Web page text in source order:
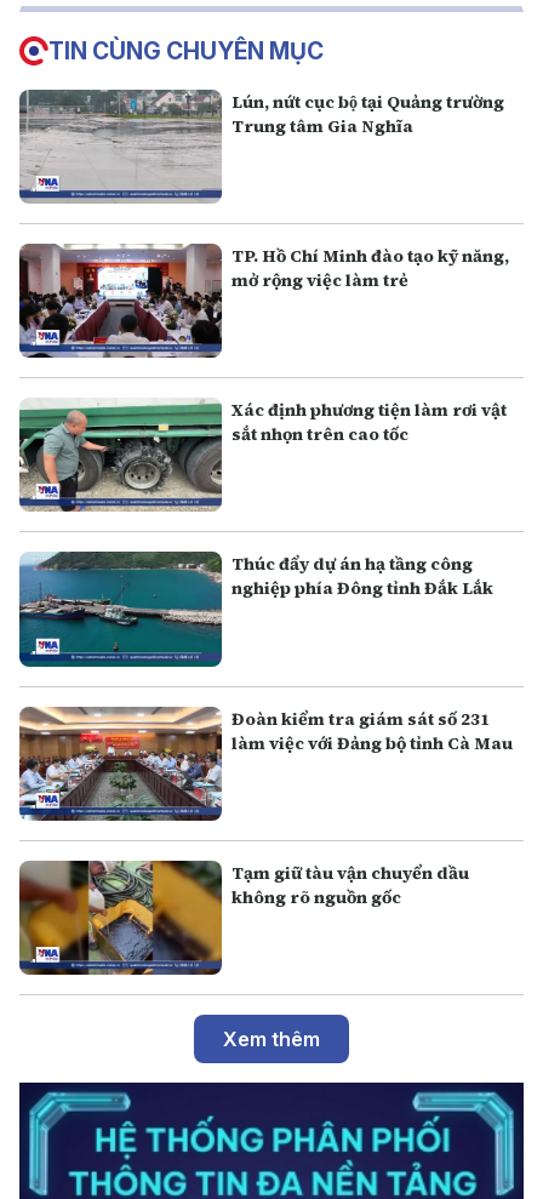
TIN CÙNG CHUYÊN MỤC
Lún, nứt cục bộ tại Quảng trường
Trung tâm Gia Nghĩa
TP. Hồ Chí Minh đào tạo kỹ năng,
mở rộng việc làm trẻ
Xác định phương tiện làm rơi vật
sắt nhọn trên cao tốc
Thúc đẩy dự án hạ tầng công
nghiệp phía Đông tỉnh Đắk Lắk
Đoàn kiểm tra giám sát số 231
làm việc với Đảng bộ tỉnh Cà Mau
Tạm giữ tàu vận chuyển dầu
không rõ nguồn gốc
Xem thêm